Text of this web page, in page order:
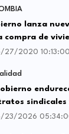
lanza
compra de
27/2020
23/2026